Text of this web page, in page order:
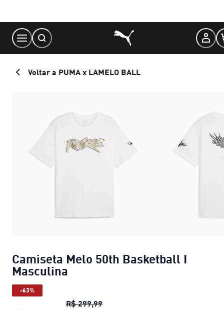
Content
Voltar a PUMA x LAMELO BALL
Camiseta Melo 50th Basketball I
Masculina
-63%
R$ 299,99Camiseta Melo 50th Basketball I